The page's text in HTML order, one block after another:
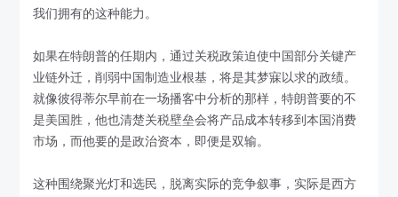
我们拥有的这种能力。
如果在特朗普的任期内，通过关税政策迫使中国部分关键产
业链外迁，削弱中国制造业根基，将是其梦寐以求的政绩。
就像彼得蒂尔早前在一场播客中分析的那样，特朗普要的不
是美国胜，他也清楚关税壁垒会将产品成本转移到本国消费
市场，而他要的是政治资本，即便是双输。
这种围绕聚光灯和选民，脱离实际的竞争叙事，实际是西方